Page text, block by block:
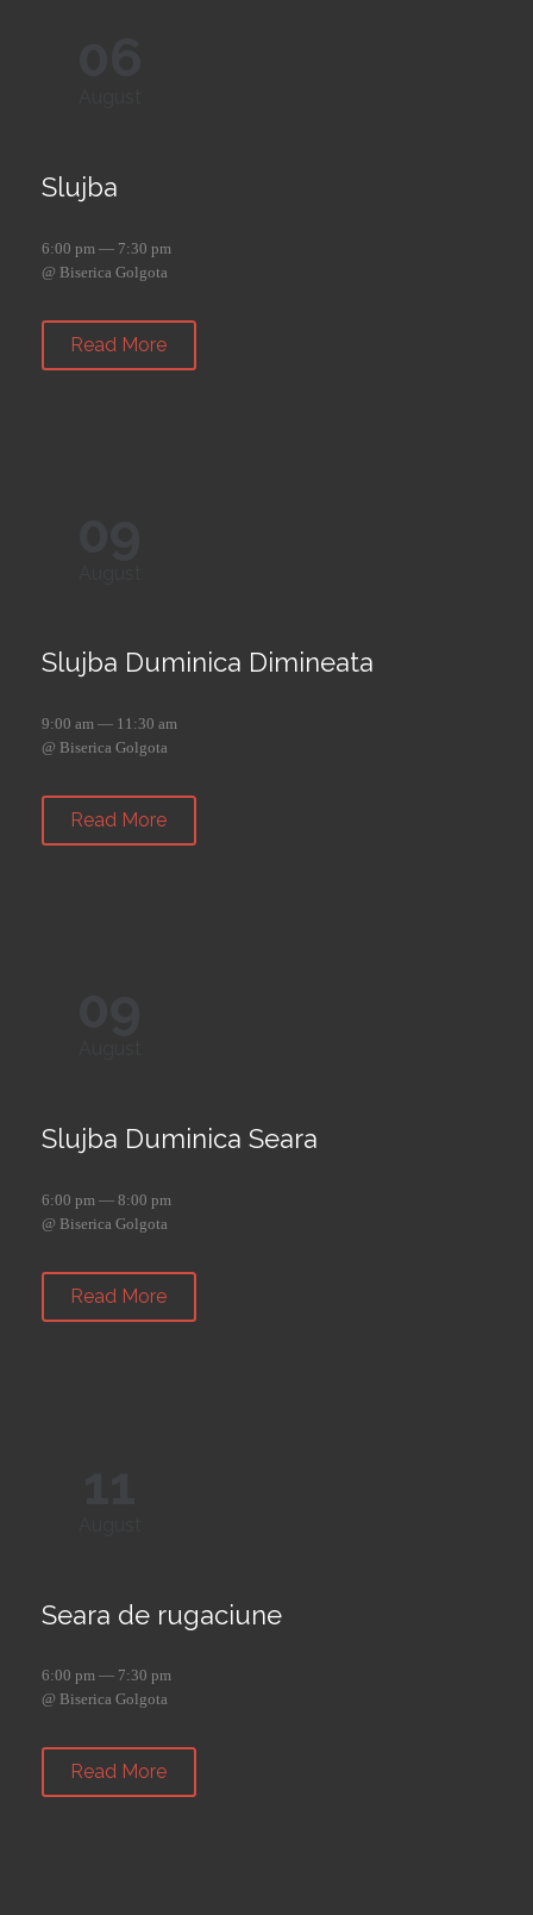
Slujba
6:00 pm — 7:30 pm
@ Biserica Golgota
Read More
Slujba Duminica Dimineata
9:00 am — 11:30 am
@ Biserica Golgota
Read More
Slujba Duminica Seara
6:00 pm — 8:00 pm
@ Biserica Golgota
Read More
Seara de rugaciune
6:00 pm — 7:30 pm
@ Biserica Golgota
Read More